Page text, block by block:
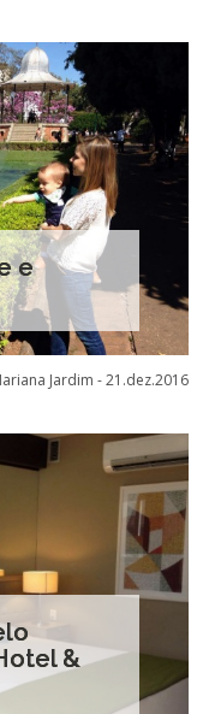
e
Jardim -21.dez.2016
&